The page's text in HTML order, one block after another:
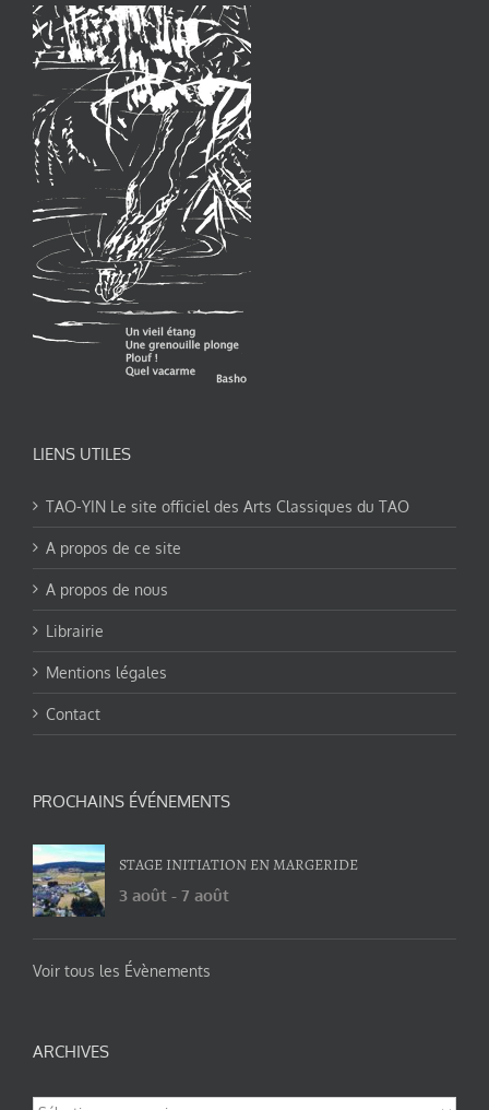
LIENS UTILES
TAO-YIN Le site officiel des Arts Classiques du TAO
A propos de ce site
A propos de nous
Librairie
Mentions légales
Contact
PROCHAINS ÉVÉNEMENTS
STAGE INITIATION EN MARGERIDE
3 août - 7 août
Voir tous les Évènements
ARCHIVES